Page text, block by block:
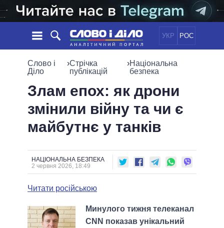
УКР РОС
НОВИНИ
СТАТТІ
ДУМКИ
ДАЙДЖЕСТИ
ЕКОНОМІКА
СУСПІЛЬСТВО
СВІТ
ПОЛIТИКИ
УСІ ПОЛІТИКИ
ВЕРХОВНА РАДА
КАБІНЕТ МІНІСТРІВ
ГОЛОВИ ОБЛАДМІНІСТРАЦІЙ
ВСІ ПЕРСОНИ
ІНФОГРАФІКА
ВІДЕО
ПІДТРИМАТИ
ПОРІВНЯННЯ ПОЛІТИКІВ
Слово і
Діло
›Стрічка
публікацій
›Національна
безпека
Злам епох: як дрони
змінили війну та чи є
майбутнє у танків
НАЦІОНАЛЬНА БЕЗПЕКА
2 червня 2026, 18:49
Читати російською
Минулого тижня телеканал
CNN показав унікальний